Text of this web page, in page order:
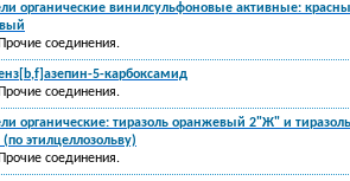
органические винилсульфоновые активные:
соединения.
5-карбоксамид
соединения.
органические: тиразоль оранжевый 2"Ж" и
этилцеллозольву)
соединения.